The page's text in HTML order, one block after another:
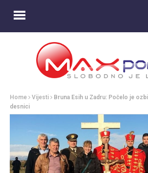
Home Vijesti
Bruna Esih u Zadru: Počelo je
desnici